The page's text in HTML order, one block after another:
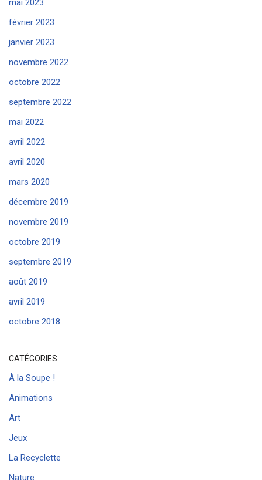
mai 2023
février 2023
janvier 2023
novembre 2022
octobre 2022
septembre 2022
mai 2022
avril 2022
avril 2020
mars 2020
décembre 2019
novembre 2019
octobre 2019
septembre 2019
août 2019
avril 2019
octobre 2018
CATÉGORIES
À la Soupe !
Animations
Art
Jeux
La Recyclette
Nature